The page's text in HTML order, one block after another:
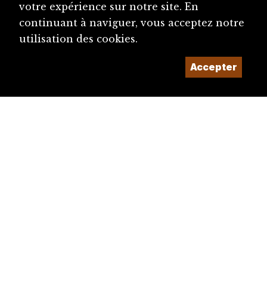
votre expérience sur notre site. En
continuant à naviguer, vous acceptez notre
utilisation des cookies.
Accepter